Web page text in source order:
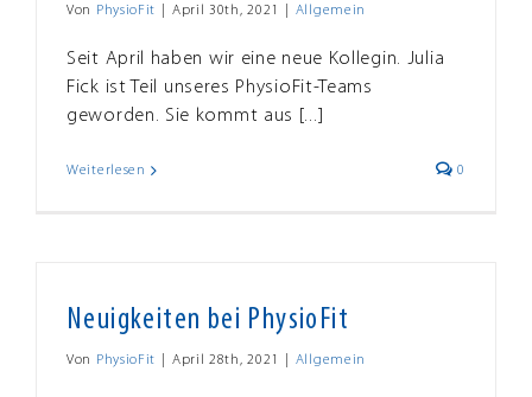
Von PhysioFit April 30th, 2021 Allgemein
Seit April haben wir eine neue Kollegin. Julia
Fick ist Teil unseres PhysioFit-Teams
geworden. Sie kommt aus [...]
Weiterlesen 0
Neuigkeiten bei PhysioFit
Von PhysioFit April 28th, 2021 Allgemein